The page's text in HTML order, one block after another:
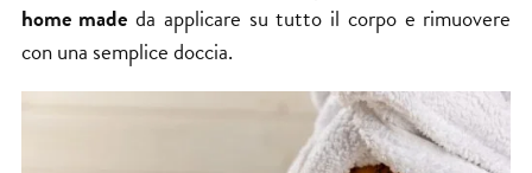
home made da applicare su tutto il corpo e rimuovere
con una semplice doccia.